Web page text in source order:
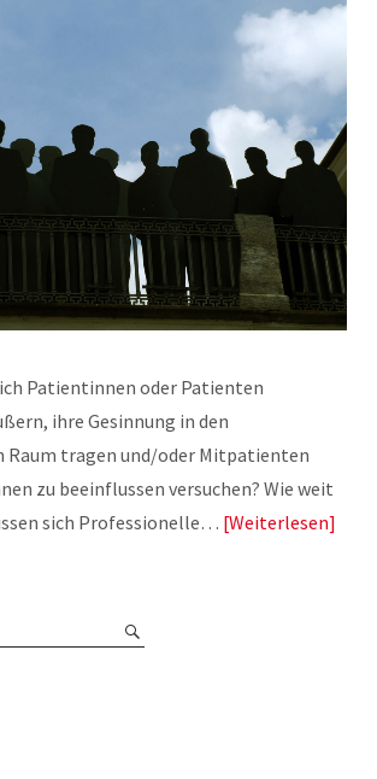
Patientinnen oder Patienten
ihre Gesinnung in den
Raum tragen und/oder Mitpatienten
zu beeinflussen versuchen? Wie weit
sich Professionelle… Weiterlesen